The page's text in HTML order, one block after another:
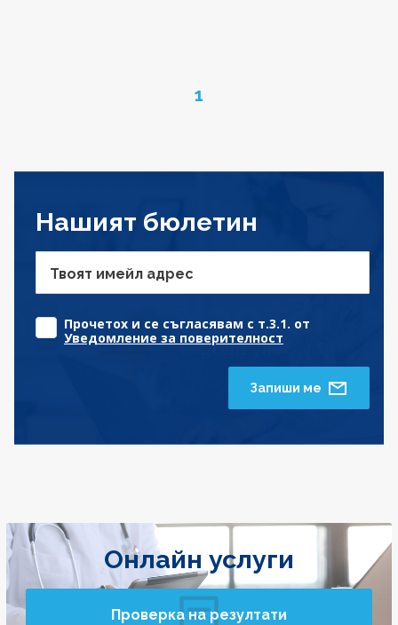
Page
1
Нашият бюлетин
Твоят имейл адрес
Прочетох и се съгласявам с т.3.1. от
Уведомление за поверителност
Запиши ме
Онлайн услуги
Проверка на резултати